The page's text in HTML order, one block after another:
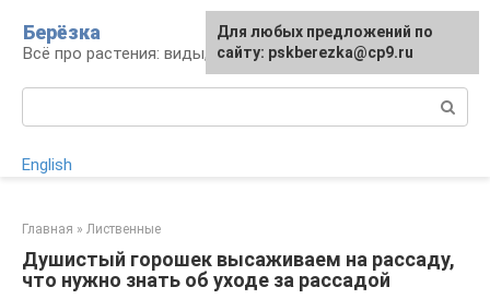
контенту
Берёзка
Всё про растения: виды, выращивание, уход
English
Главная » Лиственные
Душистый горошек высаживаем на рассаду,
что нужно знать об уходе за рассадой
Для любых предложений по
сайту: pskberezka@cp9.ru